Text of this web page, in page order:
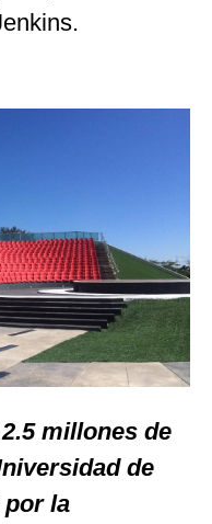
millones de
de
por la